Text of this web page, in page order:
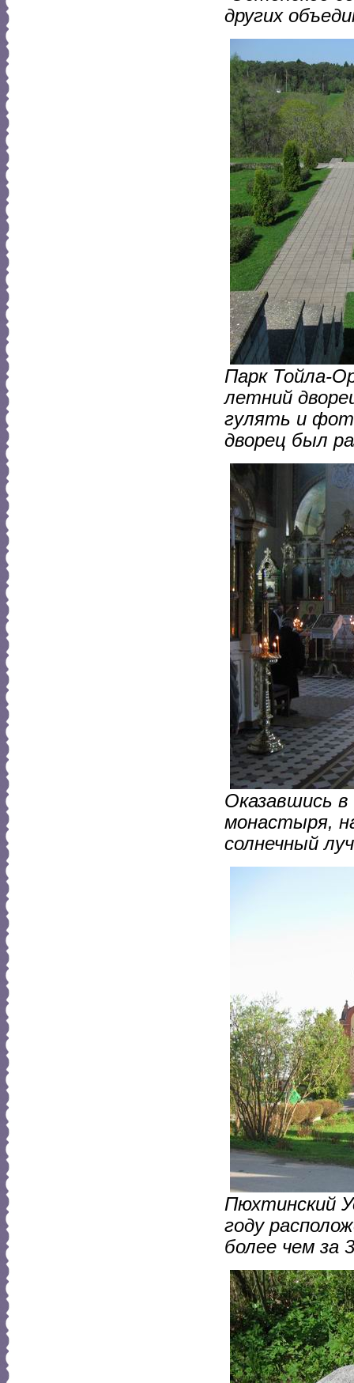
других
Парк Тойла-
летний
гулять и
дворец был
Оказавшись
монастыря,
солнечный
Пюхтинский
году
более чем за